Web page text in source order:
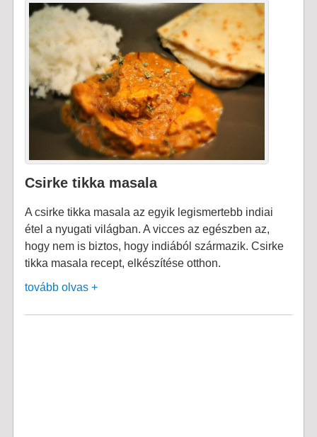
Csirke tikka masala
A csirke tikka masala az egyik legismertebb indiai
étel a nyugati világban. A vicces az egészben az,
hogy nem is biztos, hogy indiából származik. Csirke
tikka masala recept, elkészítése otthon.
tovább olvas +